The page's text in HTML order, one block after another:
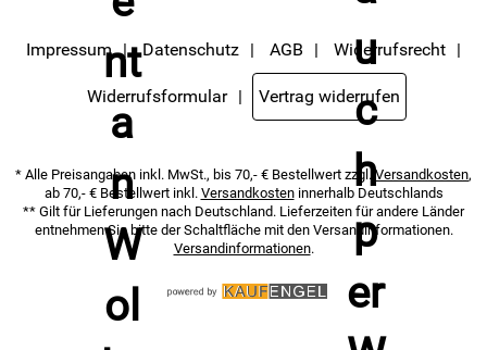
Impressum Datenschutz AGB Widerrufsrecht
Widerrufsformular Vertrag widerrufen
* Alle Preisangaben inkl. MwSt., bis 70,- € Bestellwert zzgl. Versandkosten,
ab 70,- € Bestellwert inkl. Versandkosteninnerhalb Deutschlands
** Gilt für Lieferungen nach Deutschland. Lieferzeiten für andere Länder
entnehmen Sie bitte der Schaltfläche mit den Versandinformationen.
Versandinformationen.